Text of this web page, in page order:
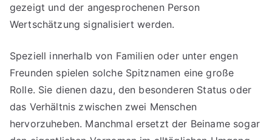
gezeigt und der angesprochenen Person
Wertschätzung signalisiert werden.
Speziell innerhalb von Familien oder unter engen
Freunden spielen solche Spitznamen eine große
Rolle. Sie dienen dazu, den besonderen Status oder
das Verhältnis zwischen zwei Menschen
hervorzuheben. Manchmal ersetzt der Beiname sogar